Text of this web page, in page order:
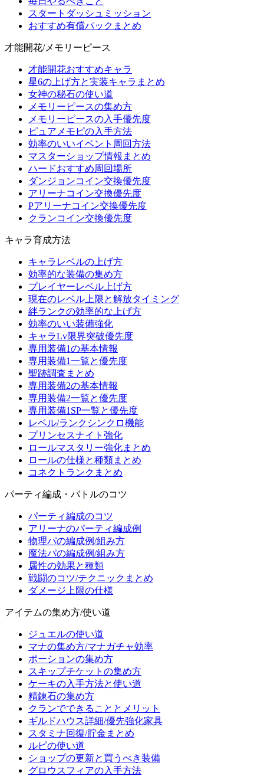
スタートダッシュミッション
おすすめ有償パックまとめ
才能開花/メモリーピース
才能開花おすすめキャラ
星6の上げ方と実装キャラまとめ
女神の秘石の使い道
メモリーピースの集め方
メモリーピースの入手優先度
ピュアメモピの入手方法
効率のいいイベント周回方法
マスターショップ情報まとめ
ハードおすすめ周回場所
ダンジョンコイン交換優先度
アリーナコイン交換優先度
Pアリーナコイン交換優先度
クランコイン交換優先度
キャラ育成方法
キャラレベルの上げ方
効率的な装備の集め方
プレイヤーレベル上げ方
現在のレベル上限と解放タイミング
絆ランクの効率的な上げ方
効率のいい装備強化
キャラLv限界突破優先度
専用装備1の基本情報
専用装備1一覧と優先度
聖跡調査まとめ
専用装備2の基本情報
専用装備2一覧と優先度
専用装備1SP一覧と優先度
レベル/ランクシンクロ機能
プリンセスナイト強化
ロールマスタリー強化まとめ
ロールの仕様と種類まとめ
コネクトランクまとめ
パーティ編成・バトルのコツ
パーティ編成のコツ
アリーナのパーティ編成例
物理パの編成例/組み方
魔法パの編成例/組み方
属性の効果と種類
戦闘のコツ/テクニックまとめ
ダメージ上限の仕様
アイテムの集め方/使い道
ジュエルの使い道
マナの集め方/マナガチャ効率
ポーションの集め方
スキップチケットの集め方
ケーキの入手方法と使い道
精錬石の集め方
クランでできることとメリット
ギルドハウス詳細/優先強化家具
スタミナ回復/貯金まとめ
ルピの使い道
ショップの更新と買うべき装備
グロウスフィアの入手方法